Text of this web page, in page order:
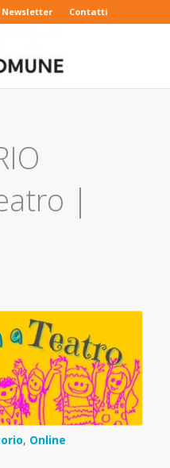
Newsletter Contatti
|
, Online